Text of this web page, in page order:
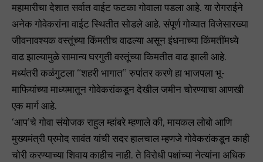
महामारीचा देशात सर्वात वाईट फटका गोवाला पडला आहे. या रोगराईने
अनेक गोवेकरांना वाईट स्थितीत सोडले आहे. संपूर्ण गोव्यात विजेसारख्या
जीवनावश्यक वस्तूंच्या किंमतीच वाढल्या असून इंधनाच्या किंमतींमध्ये
वाढ झाल्यामुळे सामान्य घरगुती वस्तूंच्या किमतीत वाढ झाली आहे.
मध्यंतरी कळंगुटला “शहरी भागात” रुपांतर करणे हा भाजपला भू-
माफियांच्या माध्यमातून गोवेकरांकडून देखील जमीन चोरण्याचा आणखी
एक मार्ग आहे.
‘आप’चे गोवा संयोजक राहुल म्हांबरे म्हणाले की, मायकल लोबो आणि
मुख्यमंत्री प्रमोद सावंत यांची सदर हालचाल म्हणजे गोवेकरांकडून काही
चोरी करण्याच्या शिवाय काहीच नाही. ते विरोधी पक्षांच्या नेत्यांना अधिक